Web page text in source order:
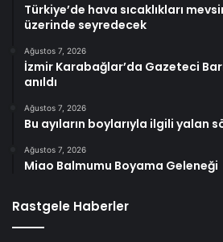
Türkiye’de hava sıcaklıkları
üzerinde seyredecek
Ağustos 7, 2026
İzmir Karabağlar’da Gazeteci
anıldı
Ağustos 7, 2026
Bu ayıların boylarıyla ilgili yalan
Ağustos 7, 2026
Miao Balmumu Boyama Geleneği
Rastgele Haberler